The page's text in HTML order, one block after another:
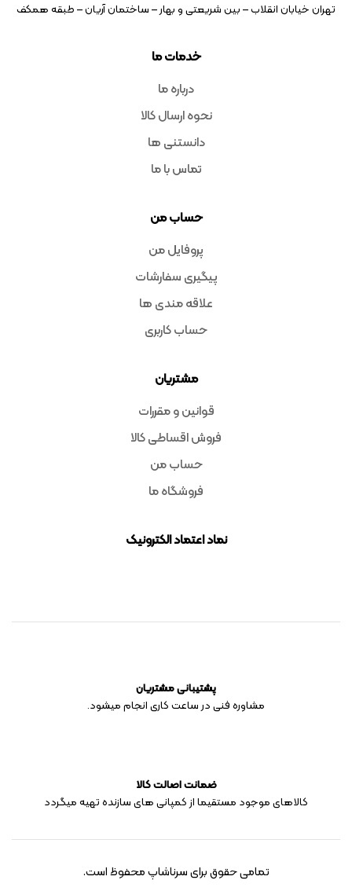
خدمات ما
درباره ما
نحوه ارسال کالا
دانستنی ها
تماس با ما
حساب من
پروفایل من
پیگیری سفارشات
علاقه مندی ها
حساب کاربری
مشتریان
قوانین و مقررات
فروش اقساطی کالا
حساب من
فروشگاه ما
نماد اعتماد الکترونیک
تهران خیابان انقلاب – بین شریعتی و بهار – ساختمان آریان – طبقه همکف
پشتیبانی مشتریان
مشاوره فنی در ساعت کاری انجام میشود.
ضمانت اصالت کالا
کالاهای موجود مستقیما از کمپانی های سازنده تهیه میگردد
تمامی حقوق برای سرناشاپ محفوظ است.